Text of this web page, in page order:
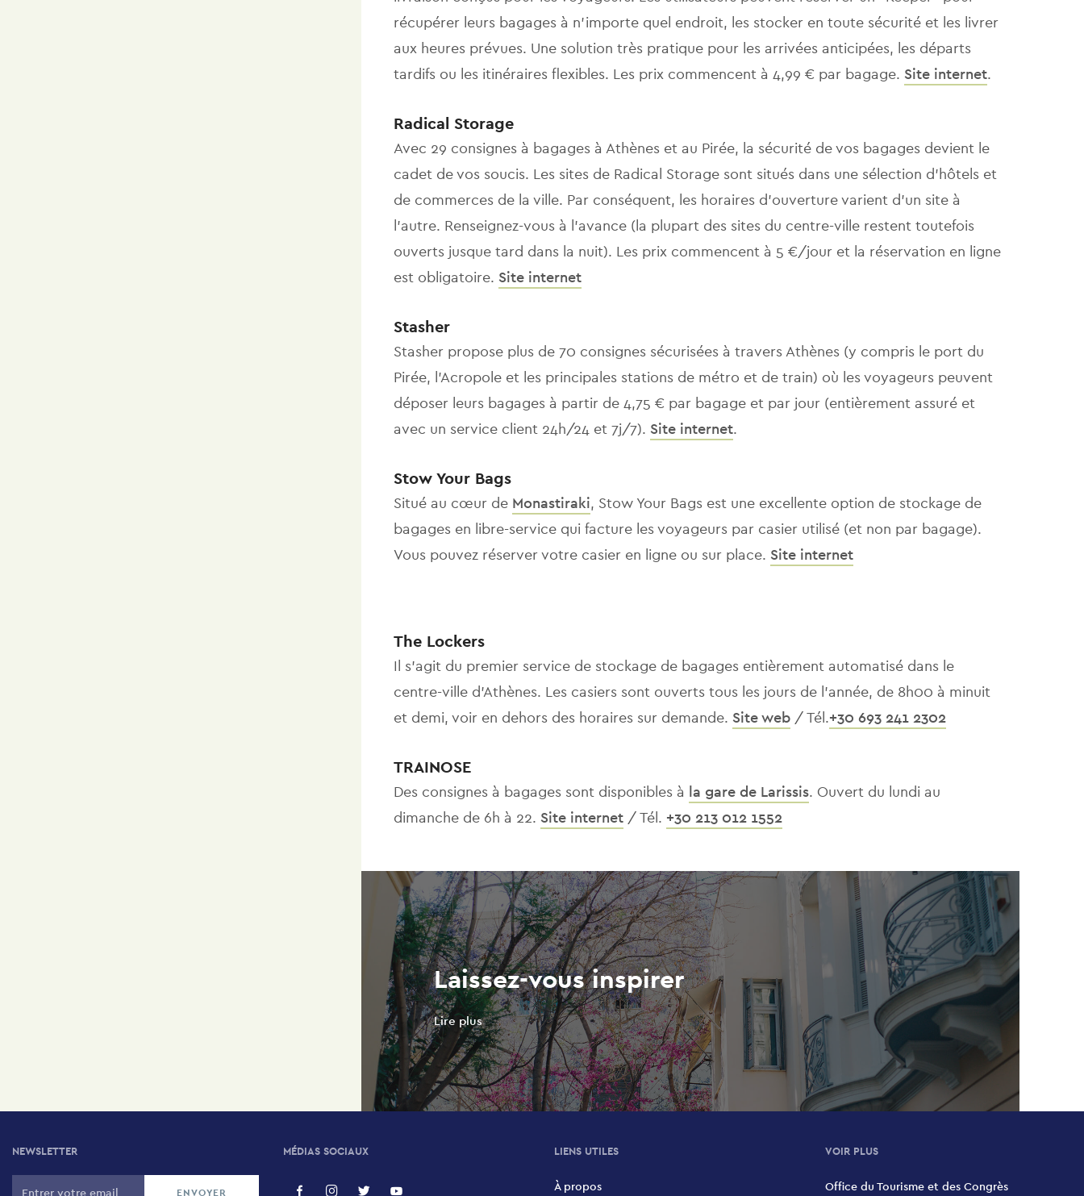
récupérer leurs bagages à n'importe quel endroit, les stocker en toute sécurité et les livrer
aux heures prévues. Une solution très pratique pour les arrivées anticipées, les départs
tardifs ou les itinéraires flexibles. Les prix commencent à 4,99 € par bagage. Site internet.
Radical Storage
Avec 29 consignes à bagages à Athènes et au Pirée, la sécurité de vos bagages devient le
cadet de vos soucis. Les sites de Radical Storage sont situés dans une sélection d'hôtels et
de commerces de la ville. Par conséquent, les horaires d'ouverture varient d'un site à
l'autre. Renseignez-vous à l'avance (la plupart des sites du centre-ville restent toutefois
ouverts jusque tard dans la nuit). Les prix commencent à 5 €/jour et la réservation en ligne
est obligatoire. Site internet
Stasher
Stasher propose plus de 70 consignes sécurisées à travers Athènes (y compris le port du
Pirée, l'Acropole et les principales stations de métro et de train) où les voyageurs peuvent
déposer leurs bagages à partir de 4,75 € par bagage et par jour (entièrement assuré et
avec un service client 24h/24 et 7j/7). Site internet.
Stow Your Bags
Situé au cœur de Monastiraki, Stow Your Bags est une excellente option de stockage de
bagages en libre-service qui facture les voyageurs par casier utilisé (et non par bagage).
Vous pouvez réserver votre casier en ligne ou sur place. Site internet
The Lockers
Il s'agit du premier service de stockage de bagages entièrement automatisé dans le
centre-ville d'Athènes. Les casiers sont ouverts tous les jours de l'année, de 8h00 à minuit
et demi, voir en dehors des horaires sur demande. Site web/ Tél.+30 693 241 2302
TRAINOSE
Des consignes à bagages sont disponibles à la gare de Larissis. Ouvert du lundi au
dimanche de 6h à 22. Site internet/ Tél. +30 213 012 1552
Laissez-vous inspirer
Lire plus
NEWSLETTER MÉDIAS SOCIAUX LIENS UTILES
À propos
VOIR PLUS
Office du Tourisme et des Congrès